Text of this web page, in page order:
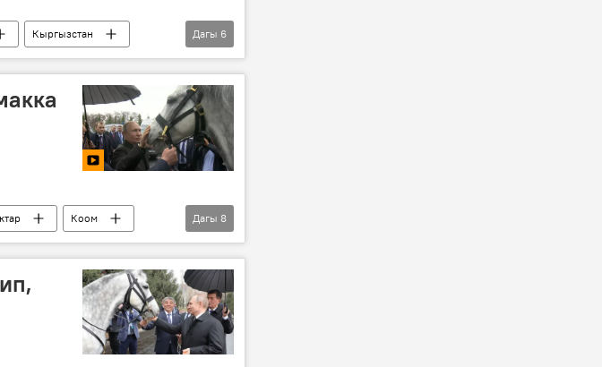
Кыргызстан
Жээнбеков
Дагы 6
Коом
Дагы 8